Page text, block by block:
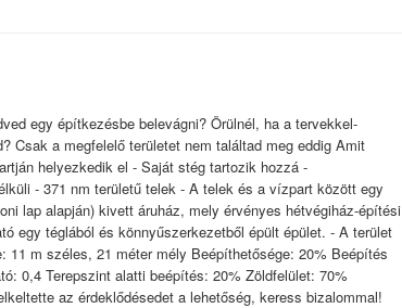
egy építkezésbe belevágni? Örülnél, ha a tervekkel-
Csak a megfelelő területet nem találtad meg eddig Amit
helyezkedik el - Saját stég tartozik hozzá -
- 371 nm területű telek - A telek és a vízpart között egy
lap alapján) kivett áruház, mely érvényes hétvégiház-építési
egy téglából és könnyűszerkezetből épült épület. - A terület
11 m széles, 21 méter mély Beépíthetősége: 20% Beépítés
0,4 Terepszint alatti beépítés: 20% Zöldfelület: 70%
az érdeklődésedet a lehetőség, keress bizalommal!